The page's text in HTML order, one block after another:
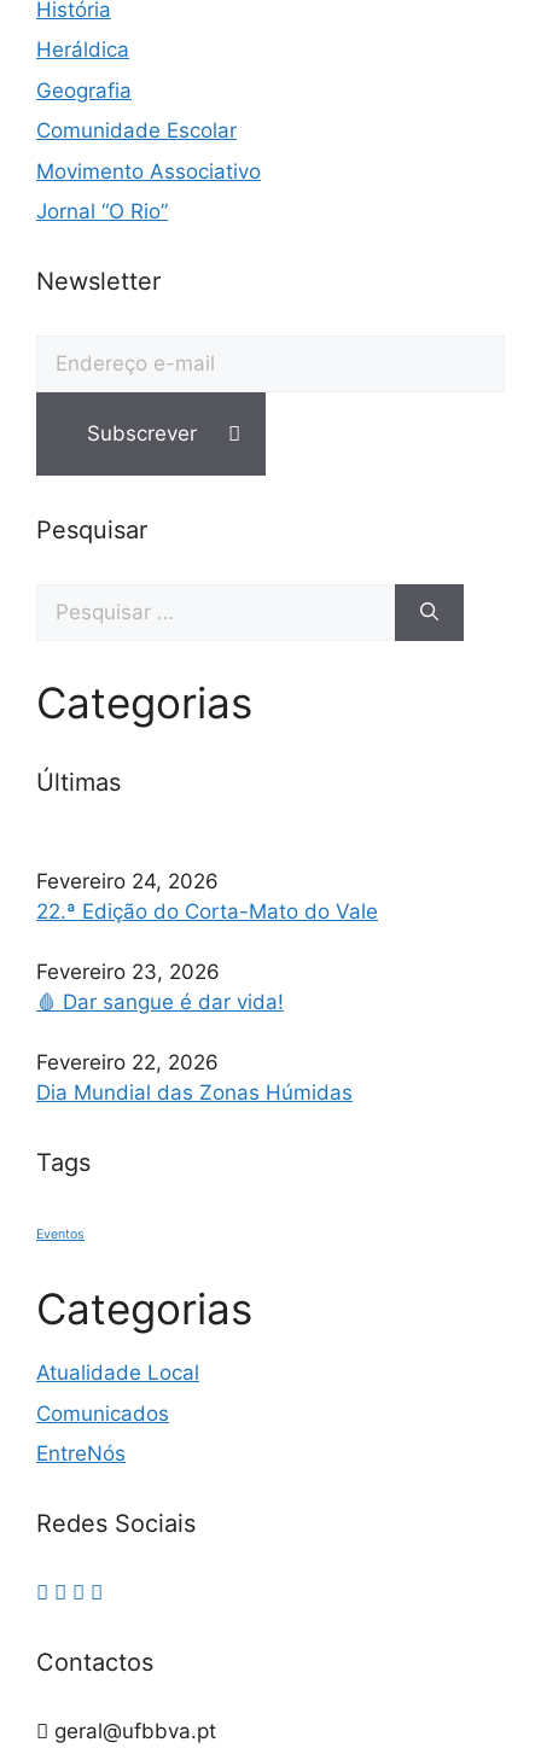
História
Heráldica
Geografia
Comunidade Escolar
Movimento Associativo
Jornal “O Rio”
Newsletter
Pesquisar
Categorias
Últimas
Fevereiro 24, 2026
22.ª Edição do Corta-Mato do Vale
Fevereiro 23, 2026
🩸 Dar sangue é dar vida!
Fevereiro 22, 2026
Dia Mundial das Zonas Húmidas
Tags
Eventos
Categorias
Atualidade Local
Comunicados
EntreNós
Redes Sociais
Contactos
geral@ufbbva.pt